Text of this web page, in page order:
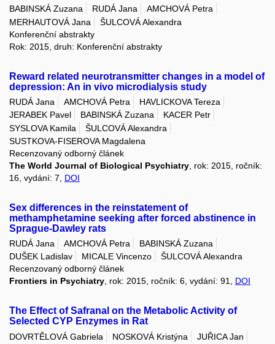
BABINSKÁ Zuzana RUDÁ Jana
AMCHOVÁ Petra
MERHAUTOVÁ Jana
ŠULCOVÁ Alexandra
Konferenční abstrakty
Rok: 2015, druh: Konferenční abstrakty
Reward related neurotransmitter changes in a model of
depression: An in vivo microdialysis study
RUDÁ Jana AMCHOVÁ Petra
HAVLICKOVA Tereza
JERABEK Pavel
BABINSKÁ Zuzana
KACER Petr
SYSLOVA Kamila
ŠULCOVÁ Alexandra
SUSTKOVA-FISEROVA Magdalena
Recenzovaný odborný článek
The World Journal of Biological Psychiatry , rok: 2015, ročník:
16, vydání: 7, DOI
Sex differences in the reinstatement of
methamphetamine seeking after forced abstinence in
Sprague-Dawley rats
RUDÁ Jana AMCHOVÁ Petra
BABINSKÁ Zuzana
DUŠEK Ladislav
MICALE Vincenzo
ŠULCOVÁ Alexandra
Recenzovaný odborný článek
Frontiers in Psychiatry, rok: 2015, ročník: 6, vydání: 91, DOI
The Effect of Safranal on the Metabolic Activity of
Selected CYP Enzymes in Rat
DOVRTĚLOVÁ Gabriela NOSKOVÁ Kristýna
JUŘICA Jan